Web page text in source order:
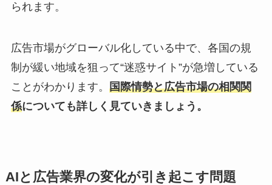
られます。
広告市場がグローバル化している中で、各国の規
制が緩い地域を狙って“迷惑サイト”が急増している
ことがわかります。 国際情勢と広告市場の相関関
係についても詳しく見ていきましょう。
AIと広告業界の変化が引き起こす問題